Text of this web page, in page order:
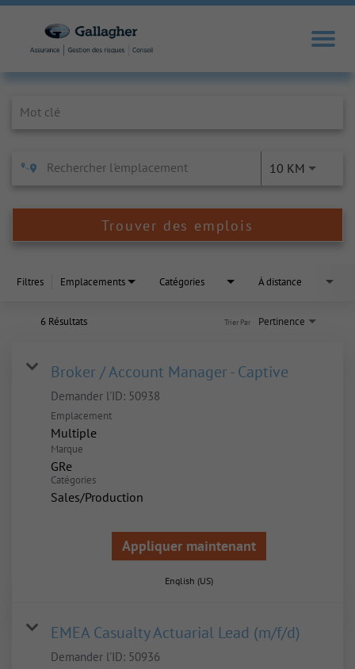
10 KM
Trouver des emplois
Filtres Emplacements Catégories À distance
6 Résultats Pertinence
Trier Par
Broker / Account Manager - Captive
Demander l'ID: 50938
Emplacement
Multiple
Marque
GRe
Catégories
Sales/Production
Appliquer maintenant
English (US)
EMEA Casualty Actuarial Lead (m/f/d)
Demander l'ID: 50936